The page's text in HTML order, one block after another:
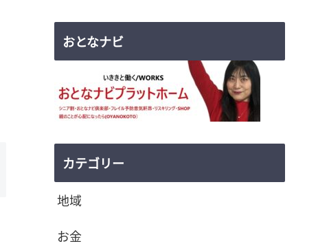
おとなナビ
カテゴリー
地域
お金